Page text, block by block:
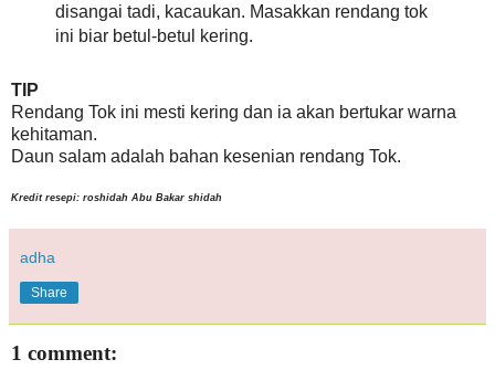
disangai tadi, kacaukan. Masakkan rendang tok
ini biar betul-betul kering.
TIP
Rendang Tok ini mesti kering dan ia akan bertukar warna
kehitaman.
Daun salam adalah bahan kesenian rendang Tok.
Kredit resepi: roshidah Abu Bakar shidah
adha
Share
1 comment: